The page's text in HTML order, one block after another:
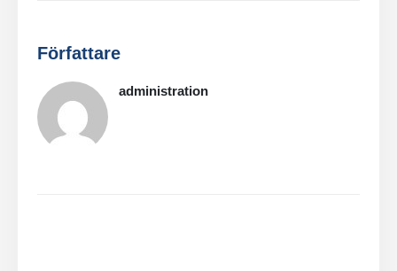
Författare
administration